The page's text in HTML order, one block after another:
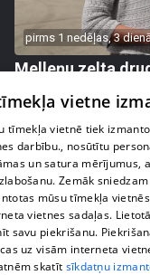
pirms 1 nedēļas, 3
Melleņu zelta
409. epizode
vietne
tīmekļa vietnē tiek
darbību., nosūtītu
un satura mērījumus,
Zemāk
mūsu tīmekļa
vietnes sadaļas.
savu piekrišanu.
uz visām interneta
skatīt sīkdatņu